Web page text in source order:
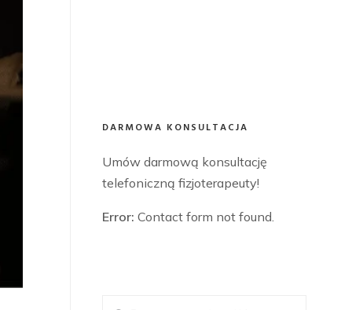
DARMOWA KONSULTACJA
Umów darmową konsultację
telefoniczną fizjoterapeuty!
Error: Contact form not found.